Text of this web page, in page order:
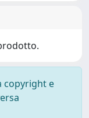
copyright e